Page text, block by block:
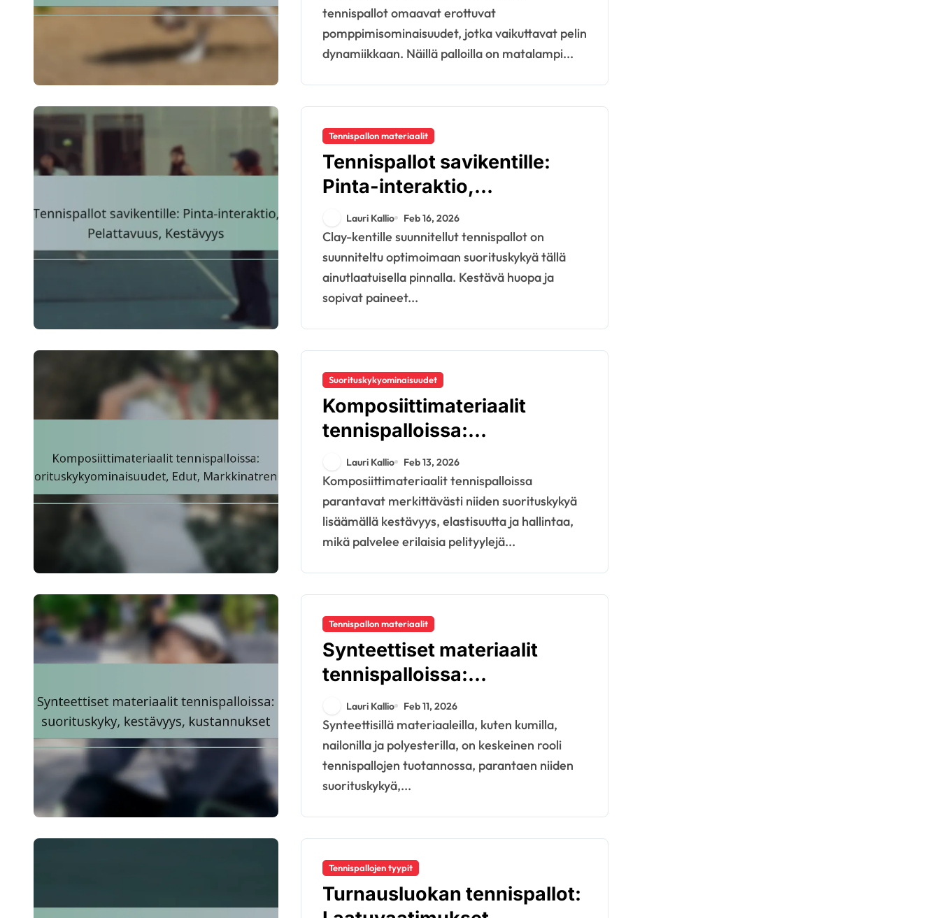
tennispallot omaavat erottuvat
pomppimisominaisuudet, jotka vaikuttavat pelin
dynamiikkaan. Näillä palloilla on matalampi...
Tennispallon materiaalit
Tennispallot savikentille:
Pinta-interaktio,
Pelattavuus, Kestävyys
Lauri Kallio Feb 16, 2026
Clay-kentille suunnitellut tennispallot on
suunniteltu optimoimaan suorituskykyä tällä
ainutlaatuisella pinnalla. Kestävä huopa ja
sopivat paineet...
Suorituskykyominaisuudet
Komposiittimateriaalit
tennispalloissa:
Suorituskykyominaisuudet,
Edut, Markkinatrendit
Lauri Kallio Feb 13, 2026
Komposiittimateriaalit tennispalloissa
parantavat merkittävästi niiden suorituskykyä
lisäämällä kestävyys, elastisuutta ja hallintaa,
mikä palvelee erilaisia pelityylejä...
Tennispallon materiaalit
Synteettiset materiaalit
tennispalloissa:
suorituskyky, kestävyys,
kustannukset
Lauri Kallio Feb 11, 2026
Synteettisillä materiaaleilla, kuten kumilla,
nailonilla ja polyesterilla, on keskeinen rooli
tennispallojen tuotannossa, parantaen niiden
suorituskykyä,...
Tennispallojen tyypit
Turnausluokan tennispallot: